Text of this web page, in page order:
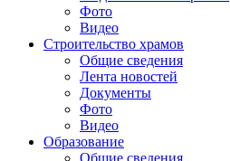
Фото
Видео
Строительство храмов
Общие сведения
Лента новостей
Документы
Фото
Видео
Образование
Общие сведения